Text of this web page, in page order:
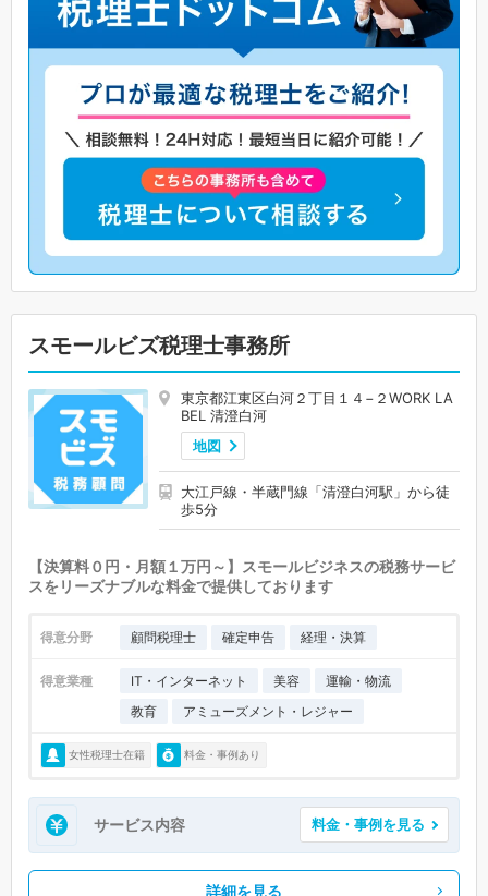
スモールビズ税理士事務所
東京都江東区白河２丁目１４−２WORK LA
BEL 清澄白河
地図
大江戸線・半蔵門線「清澄白河駅」から徒
歩5分
【決算料０円・月額１万円～】スモールビジネスの税務サービ
スをリーズナブルな料金で提供しております
得意分野 顧問税理士 確定申告 経理・決算
得意業種 IT・インターネット 美容
運輸・物流
教育
アミューズメント・レジャー
女性税理士在籍 料金・事例あり
サービス内容 料金・事例を見る
詳細を見る